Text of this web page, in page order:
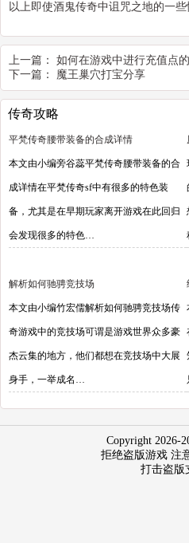
以上即使酒鬼传奇中诅咒之地的一
上一篇： 如何在游戏中进行充值点
下一篇： 魔王巢穴打宝分享
传奇攻略
平梵传奇腰带装备的合成详情
本文由小编旁谷蕊平梵传奇腰带装备的合
成详情在平梵传奇sf中有很多的特色装
备，尤其是在早期玩家离开游戏在此回归
会发现很多的特色…
解析如何驰骋竞技场
本文由小编竹宏儒解析如何驰骋竞技场传
奇游戏中的竞技场可谓是游戏世界众多豪
杰云集的地方，他们都想在竞技场中大展
身手，一举成名…
Copyright 2026-
拒绝盗版游戏 注
打击盗版